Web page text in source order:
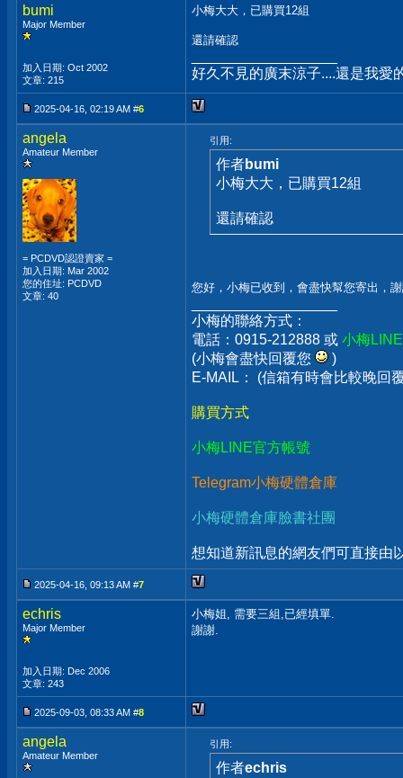
bumi
Major Member
加入日期: Oct 2002
文章: 215
小梅大大，已購買12組
還請確認
好久不見的廣末涼子....還是我愛
2025-04-16, 02:19 AM #6
angela
Amateur Member
= PCDVD認證賣家 =
加入日期: Mar 2002
您的住址: PCDVD
文章: 40
引用:
作者bumi
小梅大大，已購買12組
還請確認
您好，小梅已收到，會盡快幫您寄出，
小梅的聯絡方式：
電話：0915-212888 或 小梅
(小梅會盡快回覆您
)
E-MAIL： (信箱有時會比較晚回
購買方式
小梅LINE官方帳號
Telegram小梅硬體倉庫
小梅硬體倉庫臉書社團
想知道新訊息的網友們可直接由
2025-04-16, 09:13 AM #7
echris
Major Member
加入日期: Dec 2006
文章: 243
小梅姐, 需要三組,已經填單.
謝謝.
2025-09-03, 08:33 AM #8
angela
Amateur Member
引用:
作者echris